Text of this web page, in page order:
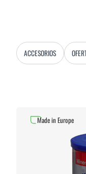
ACCESORIOS
Made in Europe